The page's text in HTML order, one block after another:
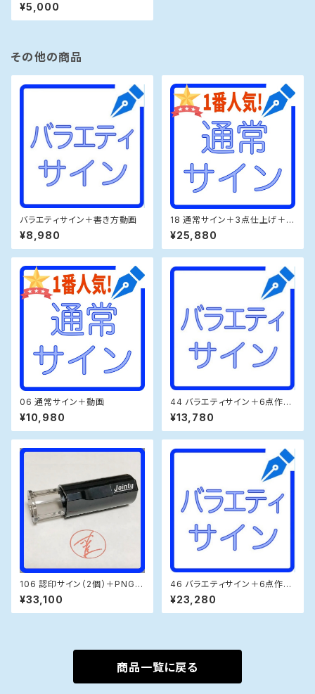
¥5,000
その他の商品
バラエティサイン＋書き方動画
¥8,980
18 通常サイン＋3点仕上げ＋動
画
¥25,880
06 通常サイン＋動画
¥10,980
44 バラエティサイン＋6点作成
＋お急ぎ24時間
¥13,780
106 認印サイン（2個）＋PNG・
練習帳
¥33,100
46 バラエティサイン＋6点作成
＋PNG・練習帳＋お急ぎ12時間
¥23,280
商品一覧に戻る